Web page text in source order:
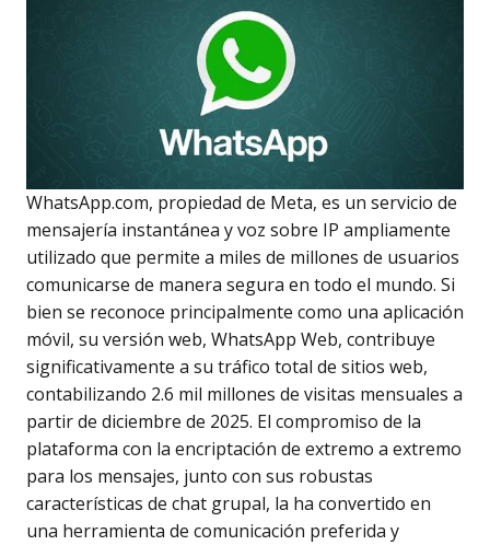
WhatsApp.com, propiedad de Meta, es un servicio de
mensajería instantánea y voz sobre IP ampliamente
utilizado que permite a miles de millones de usuarios
comunicarse de manera segura en todo el mundo. Si
bien se reconoce principalmente como una aplicación
móvil, su versión web, WhatsApp Web, contribuye
significativamente a su tráfico total de sitios web,
contabilizando 2.6 mil millones de visitas mensuales a
partir de diciembre de 2025. El compromiso de la
plataforma con la encriptación de extremo a extremo
para los mensajes, junto con sus robustas
características de chat grupal, la ha convertido en
una herramienta de comunicación preferida y